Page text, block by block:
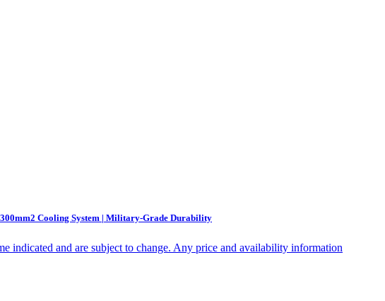
Cooling System | Military-Grade Durability
indicated and are subject to change. Any price and availability information